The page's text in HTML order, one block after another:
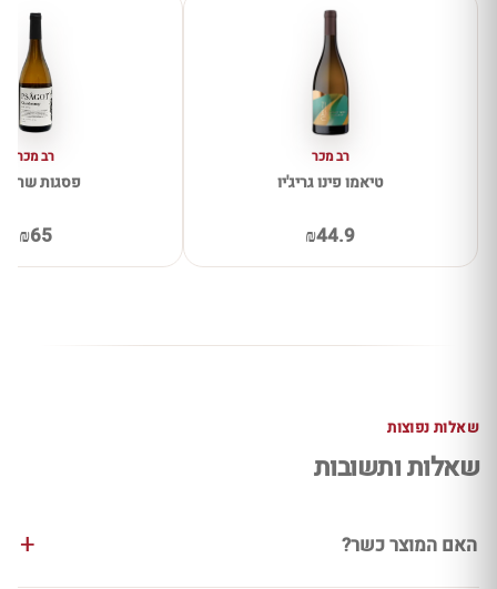
רב מכר
טיאמו פינו גריג'יו
₪44.9
רב מכר
פסגות
₪65
שאלות נפוצות
שאלות ותשובות
האם המוצר כשר?